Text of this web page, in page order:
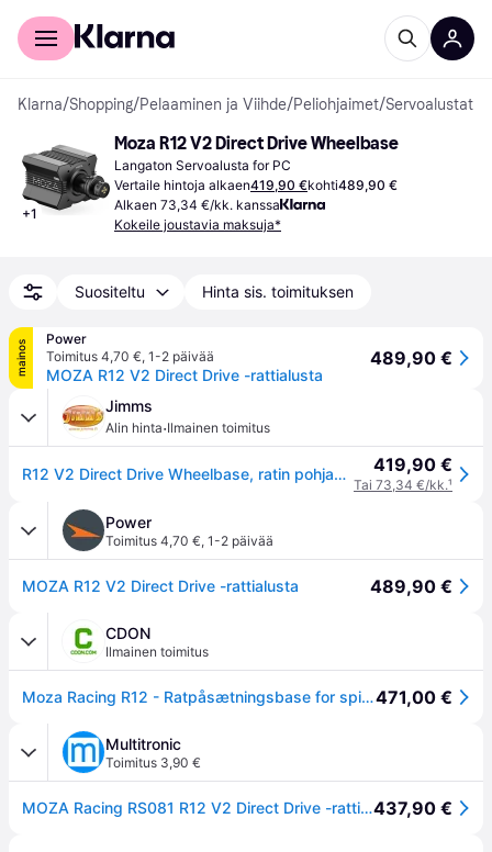
Kuluttajille
Klarna/Shopping/Pelaaminen ja Viihde/Peliohjaimet/Servoalustat
+1
Moza R12 V2 Direct Drive Wheelbase
Langaton Servoalusta for PC
Vertaile hintoja alkaen419,90 €kohti489,90 €
Alkaen 73,34 €/kk. kanssa
Kokeile joustavia maksuja*
Suositeltu Hinta sis. toimituksen
mainos
Power
Toimitus 4,70 €, 1-2 päivää
MOZA R12 V2 Direct Drive -rattialusta
489,90 €
Jimms
Alin hinta·Ilmainen toimitus
R12 V2 Direct Drive Wheelbase, ratin pohjayksikkö, musta 419,90 €
Tai 73,34 €/kk.¹
Power
Toimitus 4,70 €, 1-2 päivää
MOZA R12 V2 Direct Drive -rattialusta 489,90 €
CDON
Ilmainen toimitus
Moza Racing R12 - Ratpåsætningsbase for spilcontroller - direkte drev - sort471,00 €
Multitronic
Toimitus 3,90 €
MOZA Racing RS081 R12 V2 Direct Drive -rattirunko - PC - Musta437,90 €